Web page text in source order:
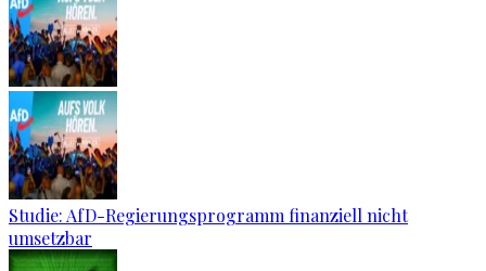
Studie: AfD-Regierungsprogramm finanziell nicht
umsetzbar